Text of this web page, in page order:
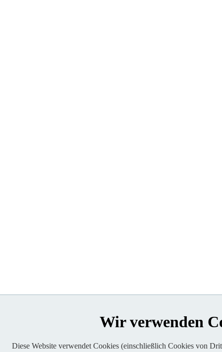
Wir verwenden
Diese Website verwendet Cookies (einschließlich Cookies von